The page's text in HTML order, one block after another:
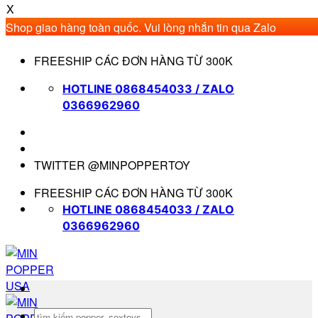
X
Shop giao hàng toàn quốc. Vui lòng nhắn tin qua Zalo
qua
FREESHIP CÁC ĐƠN HÀNG TỪ 300K
HOTLINE 0868454033 / ZALO
0366962960
TWITTER @MINPOPPERTOY
FREESHIP CÁC ĐƠN HÀNG TỪ 300K
HOTLINE 0868454033 / ZALO
0366962960